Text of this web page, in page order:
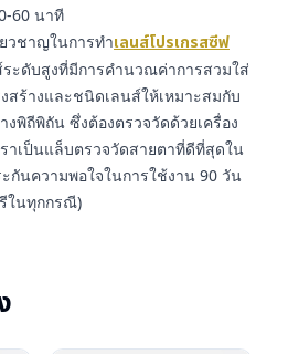
60 นาที
วชาญในการทำเลนส์โปรเกรสซีฟ
ระดับสูงที่มีการคำนวณค่าการสวมใส่
สร้างและชนิดเลนส์ให้เหมาะสมกับ
พิถีพิถัน ซึ่งต้องตรวจวัดด้วยเครื่อง
าเป็นแล็บตรวจวัดสายตาที่ดีที่สุดใน
กันความพอใจในการใช้งาน 90 วัน
ในทุกกรณี)